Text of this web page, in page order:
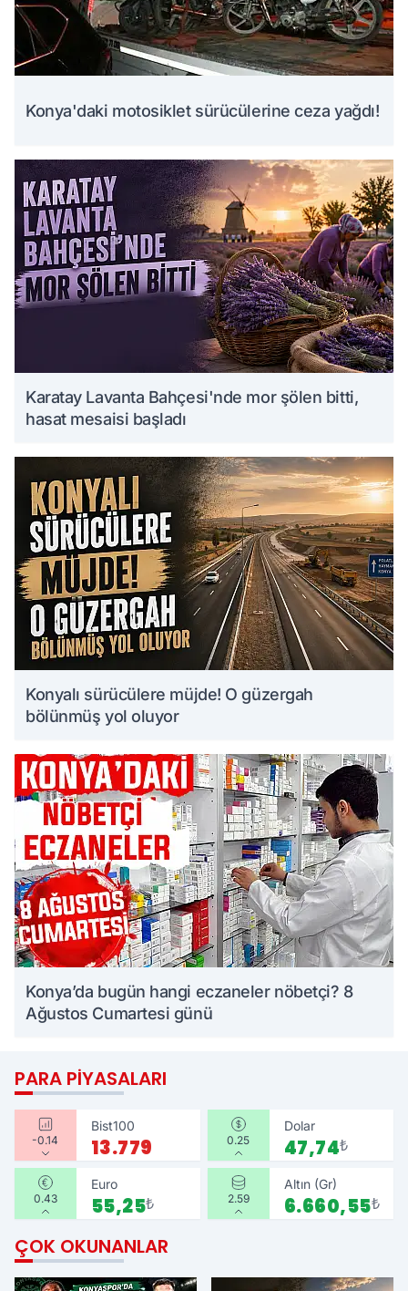
Konya'daki motosiklet sürücülerine ceza yağdı!
Karatay Lavanta Bahçesi'nde mor şölen bitti,
hasat mesaisi başladı
Konyalı sürücülere müjde! O güzergah
bölünmüş yol oluyor
Konya’da bugün hangi eczaneler nöbetçi? 8
Ağustos Cumartesi günü
PARA PIYASALARI
-0.14
Bist100
13.779 0.25
Dolar
47,74₺
0.43
Euro
55,25₺ 2.59
Altın (Gr)
6.660,55₺
ÇOK OKUNANLAR